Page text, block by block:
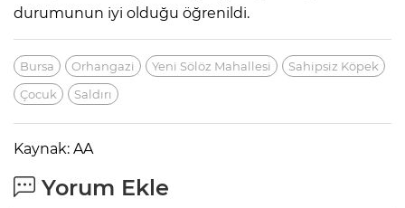
durumunun iyi olduğu öğrenildi.
Bursa Orhangazi Yeni Sölöz Mahallesi
Sahipsiz Köpek
Çocuk
Saldırı
Kaynak: AA
Yorum Ekle